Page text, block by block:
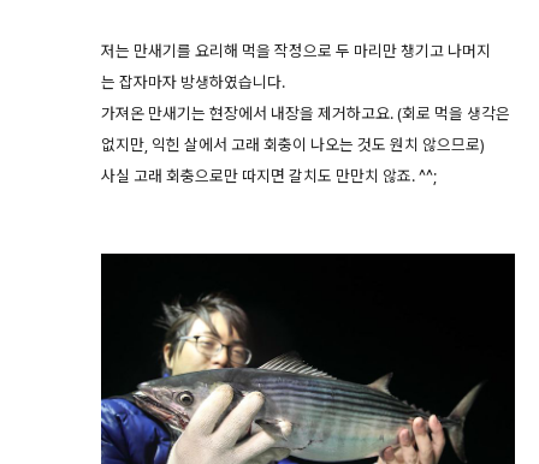
저는 만새기를 요리해 먹을 작정으로 두 마리만 챙기고 나머지
는 잡자마자 방생하였습니다.
가져온 만새기는 현장에서 내장을 제거하고요. (회로 먹을 생각은
없지만, 익힌 살에서 고래 회충이 나오는 것도 원치 않으므로)
사실 고래 회충으로만 따지면 갈치도 만만치 않죠. ^^;